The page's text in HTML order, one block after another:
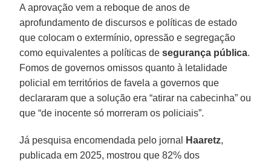
A aprovação vem a reboque de anos de
aprofundamento de discursos e políticas de estado
que colocam o extermínio, opressão e segregação
como equivalentes a políticas desegurança pública.
Fomos de governos omissos quanto à letalidade
policial em territórios de favela a governos que
declararam que a solução era “atirar na cabecinha” ou
que “de inocente só morreram os policiais”.
Já pesquisa encomendada pelo jornal Haaretz,
publicada em 2025, mostrou que 82% dos